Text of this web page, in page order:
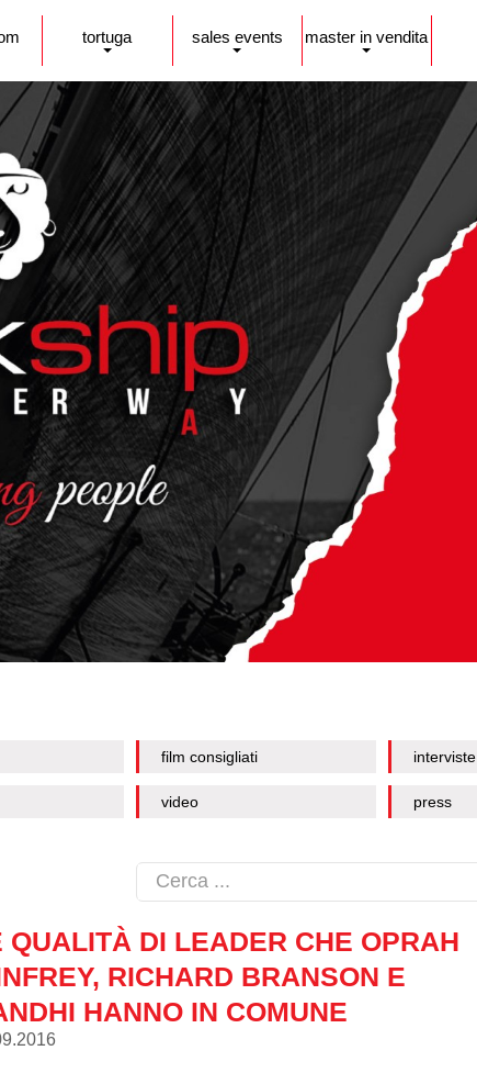
tortuga sales events master in vendita
film consigliati interviste
video press
QUALITÀ DI LEADER CHE OPRAH
RICHARD BRANSON E
HANNO IN COMUNE